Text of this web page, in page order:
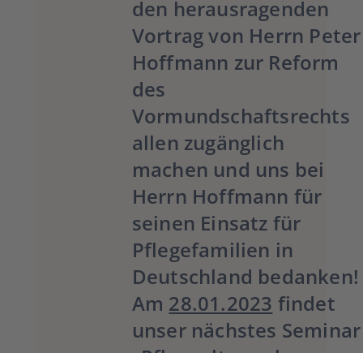
den herausragenden
Vortrag von Herrn Peter
Hoffmann zur Reform
des
Vormundschaftsrechts
allen zugänglich
machen und uns bei
Herrn Hoffmann für
seinen Einsatz für
Pflegefamilien in
Deutschland bedanken!
Am 28.01.2023 findet
unser nächstes Seminar